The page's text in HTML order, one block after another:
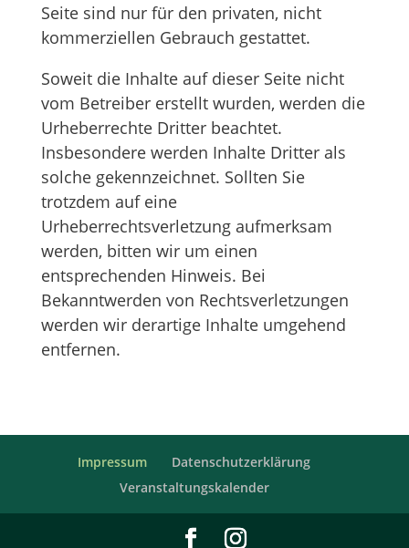
Seite sind nur für den privaten, nicht
kommerziellen Gebrauch gestattet.
Soweit die Inhalte auf dieser Seite nicht
vom Betreiber erstellt wurden, werden die
Urheberrechte Dritter beachtet.
Insbesondere werden Inhalte Dritter als
solche gekennzeichnet. Sollten Sie
trotzdem auf eine
Urheberrechtsverletzung aufmerksam
werden, bitten wir um einen
entsprechenden Hinweis. Bei
Bekanntwerden von Rechtsverletzungen
werden wir derartige Inhalte umgehend
entfernen.
Impressum
Datenschutzerklärung
Veranstaltungskalender